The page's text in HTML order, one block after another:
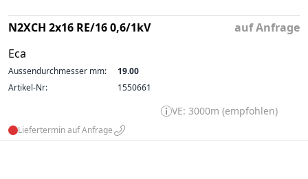
N2XCH 2x16 RE/16 0,6/1kV
Eca
auf Anfrage
Aussendurchmesser mm:
19.00
Artikel-Nr:
1550661
VE: 3000m (empfohlen)
Liefertermin auf Anfrage